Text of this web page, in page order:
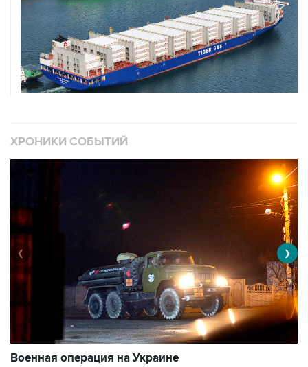
ХРОНИКИ СОБЫТИЙ
Военная операция на Украине
❮ ❯